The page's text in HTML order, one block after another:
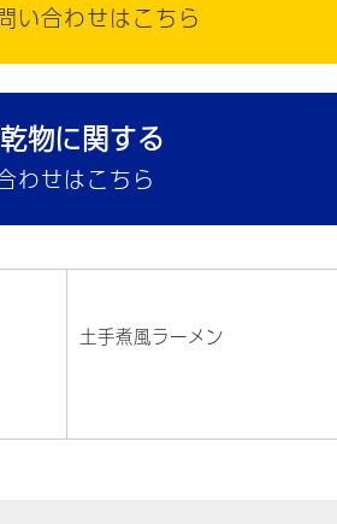
い合わせはこちら
物に関する
わせはこちら
土手煮風ラーメン